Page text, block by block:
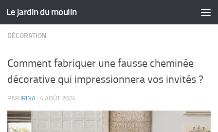
Skip to content
Le jardin du moulin
DÉCORATION
Comment fabriquer une fausse cheminée
décorative qui impressionnera vos invités ?
PAR IRINA · 4 AOÛT 2024